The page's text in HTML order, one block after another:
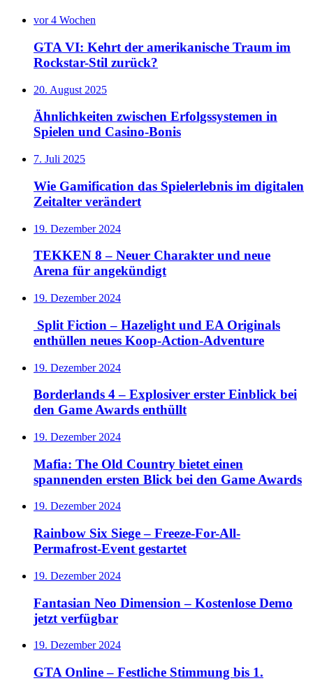
vor 4 Wochen
GTA VI: Kehrt der amerikanische Traum im
Rockstar-Stil zurück?
20. August 2025
Ähnlichkeiten zwischen Erfolgssystemen in
Spielen und Casino‑Bonis
7. Juli 2025
Wie Gamification das Spielerlebnis im digitalen
Zeitalter verändert
19. Dezember 2024
TEKKEN 8 – Neuer Charakter und neue
Arena für angekündigt
19. Dezember 2024
Split Fiction – Hazelight und EA Originals
enthüllen neues Koop-Action-Adventure
19. Dezember 2024
Borderlands 4 – Explosiver erster Einblick bei
den Game Awards enthüllt
19. Dezember 2024
Mafia: The Old Country bietet einen
spannenden ersten Blick bei den Game Awards
19. Dezember 2024
Rainbow Six Siege – Freeze-For-All-
Permafrost-Event gestartet
19. Dezember 2024
Fantasian Neo Dimension – Kostenlose Demo
jetzt verfügbar
19. Dezember 2024
GTA Online – Festliche Stimmung bis 1.